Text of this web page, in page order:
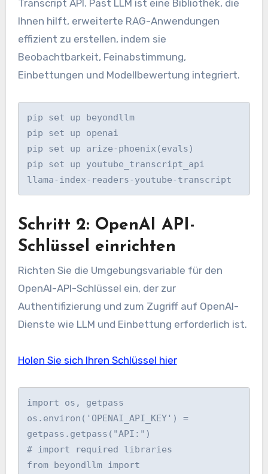
Transcript API. Past LLM ist eine Bibliothek, die
Ihnen hilft, erweiterte RAG-Anwendungen
effizient zu erstellen, indem sie
Beobachtbarkeit, Feinabstimmung,
Einbettungen und Modellbewertung integriert.
pip set up beyondllm
pip set up openai
pip set up arize-phoenix(evals)
pip set up youtube_transcript_api
llama-index-readers-youtube-transcript
Schritt 2: OpenAI API-
Schlüssel einrichten
Richten Sie die Umgebungsvariable für den
OpenAI-API-Schlüssel ein, der zur
Authentifizierung und zum Zugriff auf OpenAI-
Dienste wie LLM und Einbettung erforderlich ist.
Holen Sie sich Ihren Schlüssel hier
import os, getpass
os.environ('OPENAI_API_KEY') =
getpass.getpass("API:")
# import required libraries
from beyondllm import